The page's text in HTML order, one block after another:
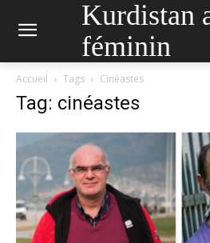
Kurdistan
féminin
Accueil Tags Cinéastes
Tag: cinéastes